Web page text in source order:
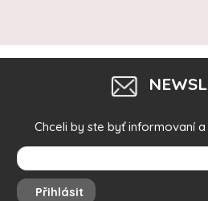
Chceli by ste byť informovaní
Přihlásit